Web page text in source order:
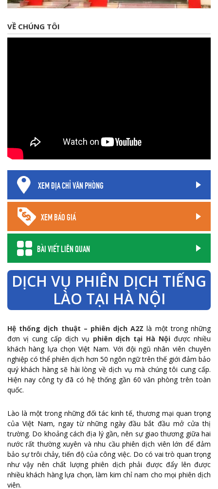
VỀ CHÚNG TÔI
XEM ĐỊA CHỈ VĂN PHÒNG
XEM BÁO GIÁ
BÀI VIẾT LIÊN QUAN
DỊCH VỤ PHIÊN DỊCH TIẾNG
LÀO TẠI HÀ NỘI
Hệ thống dịch thuật – phiên dịch A2Z là một trong những
đơn vị cung cấp dịch vụ phiên dịch tại Hà Nội được nhiều
khách hàng lựa chọn Việt Nam. Với đội ngũ nhân viên chuyên
nghiệp có thể phiên dịch hơn 50 ngôn ngữ trên thế giới đảm bảo
quý khách hàng sẽ hài lòng về dịch vụ mà chúng tôi cung cấp.
Hiện nay công ty đã có hệ thống gần 60 văn phòng trên toàn
quốc.
Lào là một trong những đối tác kinh tế, thương mại quan trọng
của Việt Nam, ngay từ những ngày đầu bắt đầu mở cửa thị
trường. Do khoảng cách địa lý gần, nên sự giao thương giữa hai
nước rất thường xuyên và nhu cầu phiên dịch viên lớn để đảm
bảo sự trôi chảy, tiến độ của công việc. Do có vai trò quan trọng
như vậy nên chất lượng phiên dịch phải được đẩy lên được
nhiều khách hàng lựa chọn, làm kim chỉ nam cho mọi phiên dịch
viên.